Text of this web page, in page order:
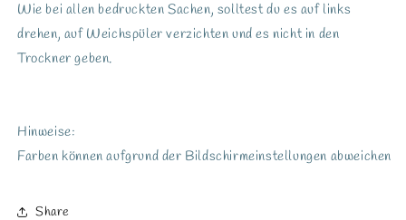
Wie bei allen bedruckten Sachen, solltest du es auf links
drehen, auf Weichspüler verzichten und es nicht in den
Trockner geben.
Hinweise:
Farben können aufgrund der Bildschirmeinstellungen abweichen
Share